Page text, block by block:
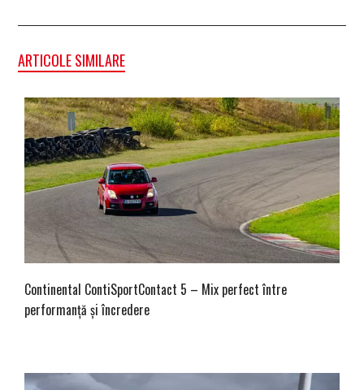
ARTICOLE SIMILARE
Continental ContiSportContact 5 – Mix perfect între
performanță și încredere